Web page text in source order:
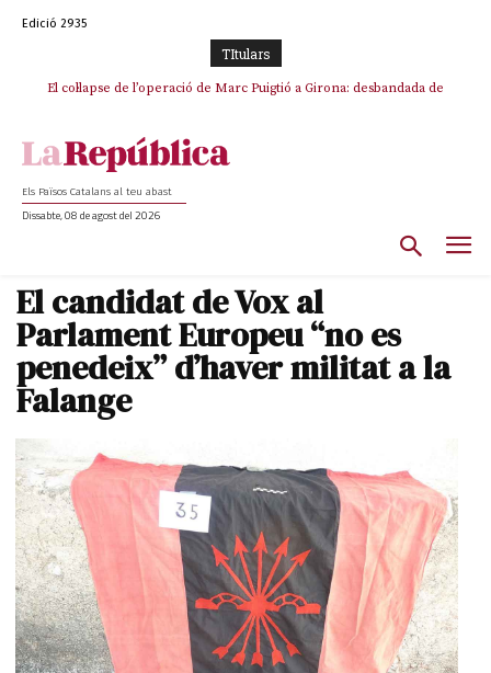
Edició 2935
TItulars
El col·lapse de l’operació de Marc Puigtió a Girona: desbandada de
Els Països Catalans al teu abast
Dissabte, 08 de agost del 2026
El candidat de Vox al
Parlament Europeu “no es
penedeix” d’haver militat a la
Falange